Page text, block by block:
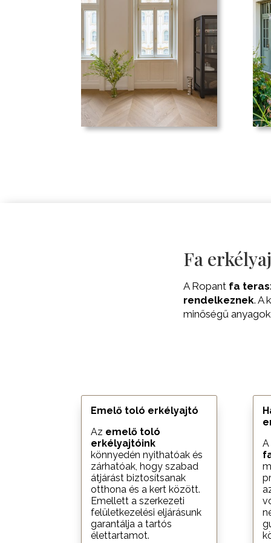
Fa
A Ropant fa
rendelkeznek. A
minőségű
Emelő toló erkélyajtó
Az emelő toló
erkélyajtóink
könnyedén nyithatóak és
zárhatóak, hogy szabad
átjárást biztosítsanak
otthona és a kert között.
Emellett a szerkezeti
felületkezelési eljárásunk
garantálja a tartós
élettartamot.